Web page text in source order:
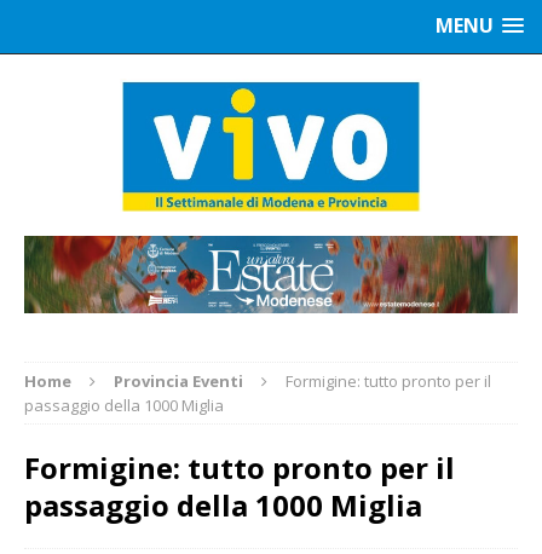
MENU
Home Provincia Eventi
Formigine: tutto pronto per il
passaggio della 1000 Miglia
Formigine: tutto pronto per il
passaggio della 1000 Miglia